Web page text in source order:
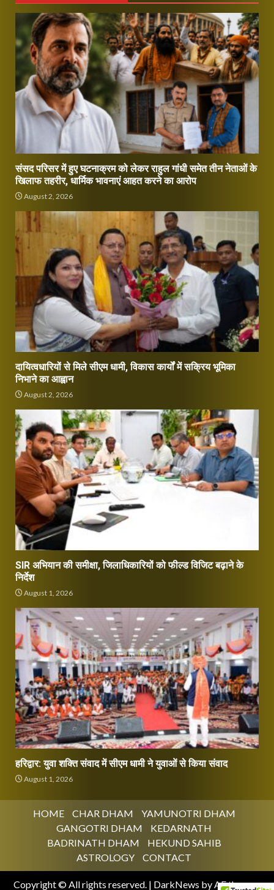
संसद परिसर में हुए घटनाक्रम को लेकर राहुल गांधी समेत तीन नेताओं के
खिलाफ तहरीर, धार्मिक भावनाएं आहत करने का आरोप
August 2, 2026
दायित्वधारियों से मिले सीएम धामी, विकास कार्यों में सक्रिय भूमिका
निभाने का आह्वान
August 2, 2026
SIR अभियान की समीक्षा, जिलाधिकारियों को फील्ड विजिट बढ़ाने के
निर्देश
August 1, 2026
हरिद्वार: युवा शक्ति संवाद में सीएम धामी ने युवाओं से किया संवाद
August 1, 2026
HOME CHAR DHAM
YAMUNOTRI DHAM
GANGOTRI DHAM
KEDARNATH
BADRINATH DHAM
HEKUND SAHIB
ASTROLOGY
CONTACT
Copyright © All rights reserved. | DarkNews by AF themes.